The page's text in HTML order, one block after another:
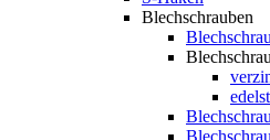
Blechschrauben